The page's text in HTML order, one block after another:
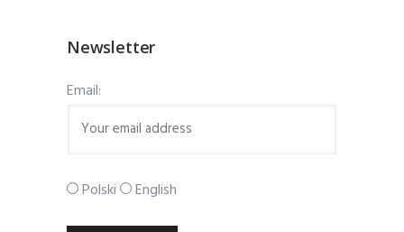
Newsletter
Email:
Polski English